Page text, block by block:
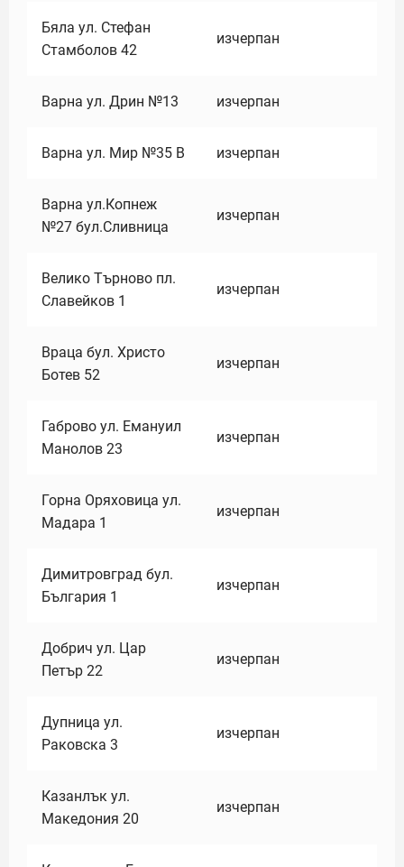
Бяла ул. Стефан
Стамболов 42
изчерпан
Варна ул. Дрин №13 изчерпан
Варна ул. Мир №35 В изчерпан
Варна ул.Копнеж
№27 бул.Сливница
изчерпан
Велико Търново пл.
Славейков 1
изчерпан
Враца бул. Христо
Ботев 52
изчерпан
Габрово ул. Емануил
Манолов 23
изчерпан
Горна Оряховица ул.
Мадара 1
изчерпан
Димитровград бул.
България 1
изчерпан
Добрич ул. Цар
Петър 22
изчерпан
Дупница ул.
Раковска 3
изчерпан
Казанлък ул.
Македония 20
изчерпан